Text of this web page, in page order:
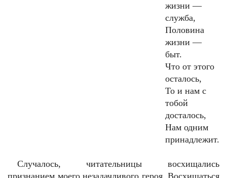
жизни —
служба,
Половина
жизни —
быт.
Что от этого
осталось,
То и нам с
тобой
досталось,
Нам одним
принадлежит.
Случалось, читательницы восхищались
признанием моего незадачливого героя. Восхищаться